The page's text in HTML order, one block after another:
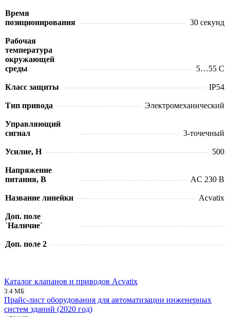
Время
позиционирования
30 секунд
Рабочая
температура
окружающей
среды
5…55 C
Класс защиты IP54
Тип привода Электромеханический
Управляющий
сигнал
3-точечный
Усилие, Н 500
Напряжение
питания, В
AC 230 В
Название линейки Acvatix
Доп. поле
`Наличие`
Доп. поле 2
Каталог клапанов и приводов Acvatix
3.4 МБ
Прайс-лист оборудования для автоматизации инженерных
систем зданий (2020 год)